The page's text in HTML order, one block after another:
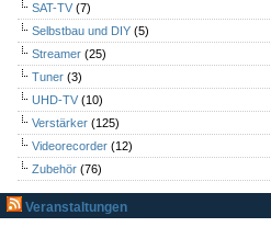
SAT-TV (7)
Selbstbau und DIY (5)
Streamer (25)
Tuner (3)
UHD-TV (10)
Verstärker (125)
Videorecorder (12)
Zubehör (76)
Veranstaltungen